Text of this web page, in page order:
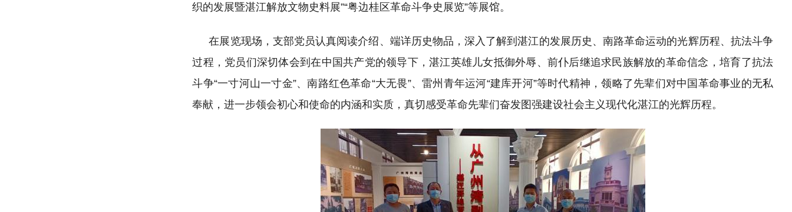
织的发展暨湛江解放文物史料展”“粤边桂区革命斗争史展览”等展馆。
在展览现场， 支部党员认真阅读介绍、端详历史物品，深入了解到湛江的发展历史 、 南路革命运动的光辉历程、抗法斗争
过程，党员们深切体会到在中国共产党的领导下，湛江英雄儿女抵御外辱、前仆后继追求民族解放的革命信念 ，培育了抗法
斗争“一寸河山一寸金”、南路红色革命“大无畏”、雷州青年运河“建库开河”等时代精神 ，领略了先辈们对中国革命事业的无私
奉献，进一步领会初心和使命的内涵和实质，真切感受革命先辈们奋发图强建设社会主义现代化湛江的光辉历程。